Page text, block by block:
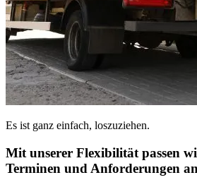
Es ist ganz einfach, loszuziehen.
Mit unserer Flexibilität passen
Terminen und Anforderungen an